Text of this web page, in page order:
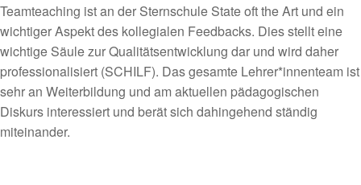
Teamteaching ist an der Sternschule State oft the Art und ein
wichtiger Aspekt des kollegialen Feedbacks. Dies stellt eine
wichtige Säule zur Qualitätsentwicklung dar und wird daher
professionalisiert (SCHILF). Das gesamte Lehrer*innenteam ist
sehr an Weiterbildung und am aktuellen pädagogischen
Diskurs interessiert und berät sich dahingehend ständig
miteinander.